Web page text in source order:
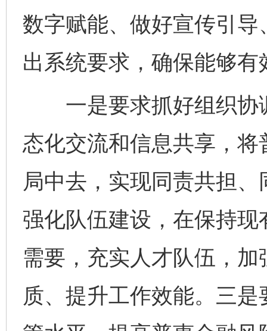
数字赋能、做好宣传引
出系统要求，确保能够有
一是要求抓好组织协
态化交流和信息共享，
局中去，实现同责共担
强化队伍建设，在保持
需要，充实人才队伍，
质、提升工作效能。三